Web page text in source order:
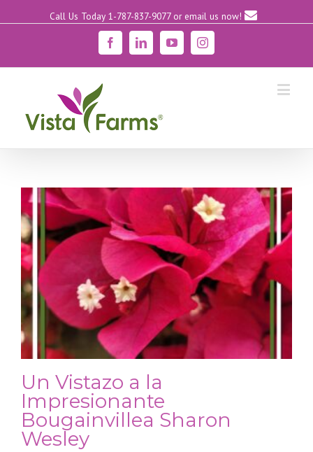
Call Us Today 1-787-837-9077 or email us now!
FacebookLinkedinYouTubeInstagram
​Un Vistazo a la
Impresionante
Bougainvillea Sharon
Wesley